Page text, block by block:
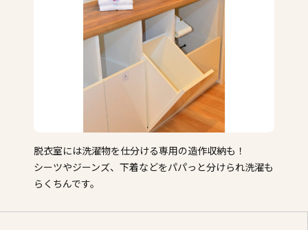
脱衣室には洗濯物を仕分ける専用の造作収納も！
シーツやジーンズ、下着などをパパっと分けられ洗濯も
らくちんです。